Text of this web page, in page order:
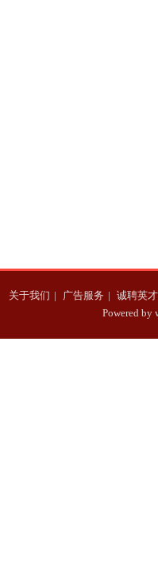
关于我们 | 广告服务 | 诚聘英才
Powered by